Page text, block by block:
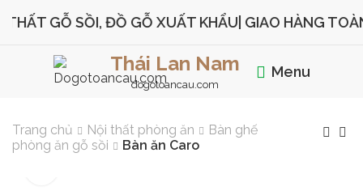
GỖ SỒI, ĐỒ GỖ XUẤT KHẨU| GIAO HÀNG TOÀN
Thái Lan Nam
dogotoancau.com
Menu
Trang chủ Nội thất phòng ăn
Bàn ghế
phòng ăn gỗ sồi
Bàn ăn Caro